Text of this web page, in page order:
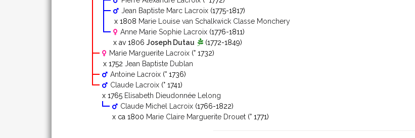
Jean Baptiste Marc Lacroix (1775-1817)
x 1808 Marie Louise van Schalkwick Classe Monchery
Anne Marie Sophie Lacroix (1776-1811)
x av 1806 Joseph Dutau
(1772-1849)
Marie Marguerite Lacroix (° 1732)
x 1752 Jean Baptiste Dublan
Antoine Lacroix (° 1736)
Claude Lacroix (° 1741)
x 1765 Elisabeth Dieudonnée Lelong
Claude Michel Lacroix (1766-1822)
x ca 1800 Marie Claire Marguerite Drouet (° 1771)